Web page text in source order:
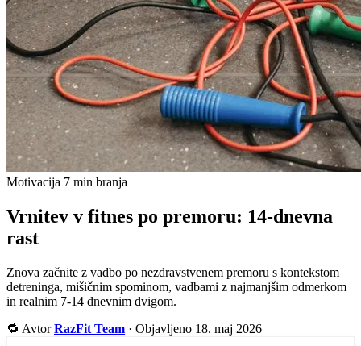
Motivacija 7 min branja
Vrnitev v fitnes po premoru: 14-dnevna
rast
Znova začnite z vadbo po nezdravstvenem premoru s kontekstom
detreninga, mišičnim spominom, vadbami z najmanjšim odmerkom
in realnim 7-14 dnevnim dvigom.
🔁 AvtorRazFit Team · Objavljeno 18. maj 2026